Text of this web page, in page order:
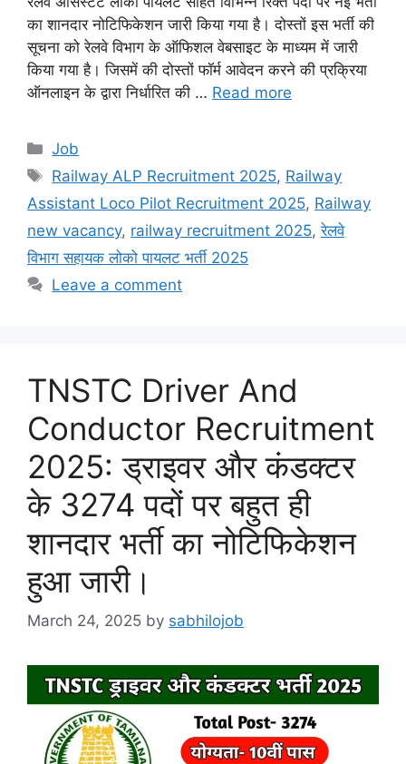
का शानदार नोटिफिकेशन जारी किया गया है। दोस्तों इस भर्ती की
सूचना को रेलवे विभाग के ऑफिशल वेबसाइट के माध्यम में जारी
किया गया है। जिसमें की दोस्तों फॉर्म आवेदन करने की प्रक्रिया
ऑनलाइन के द्वारा निर्धारित की … Read more
Categories
Job
Tags
Railway ALP Recruitment 2025, Railway
Assistant Loco Pilot Recruitment 2025, Railway
new vacancy, railway recruitment 2025,रेलवे
विभाग सहायक लोको पायलट भर्ती 2025
Leave a comment
TNSTC Driver And
Conductor Recruitment
2025: ड्राइवर और कंडक्टर
के 3274 पदों पर बहुत ही
शानदार भर्ती का नोटिफिकेशन
हुआ जारी।
March 24, 2025 by sabhilojob